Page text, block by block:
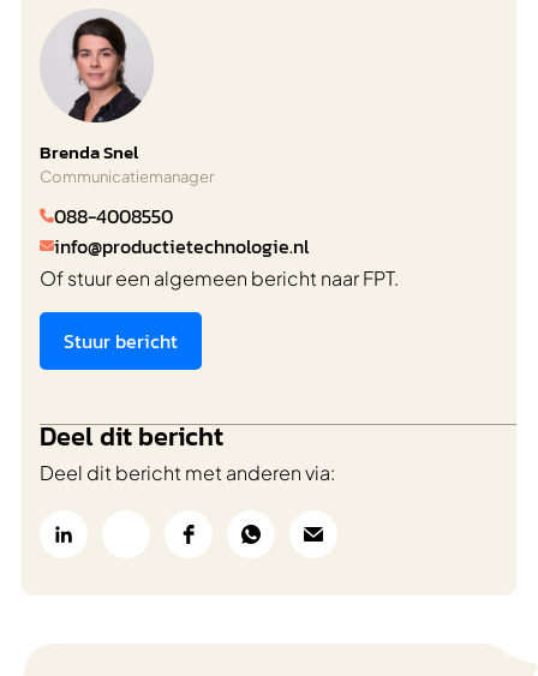
Brenda Snel
Communicatiemanager
088-4008550
info@productietechnologie.nl
Of stuur een algemeen bericht naar FPT.
Stuur bericht
Deel dit bericht
Deel dit bericht met anderen via: